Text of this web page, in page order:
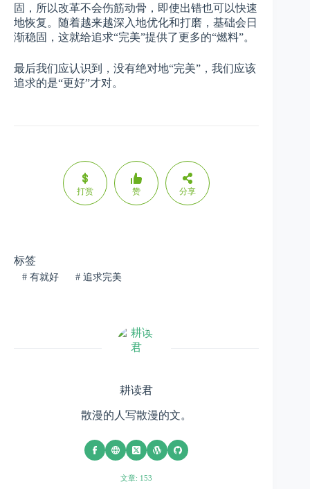
固，所以改革不会伤筋动骨，即使出错也可以快速
地恢复。随着越来越深入地优化和打磨，基础会日
渐稳固，这就给追求“完美”提供了更多的“燃料”。
最后我们应认识到，没有绝对地“完美”，我们应该
追求的是“更好”才对。
打赏 赞 分享
标签
#有就好 #追求完美
耕读君
散漫的人写散漫的文。
文章: 153